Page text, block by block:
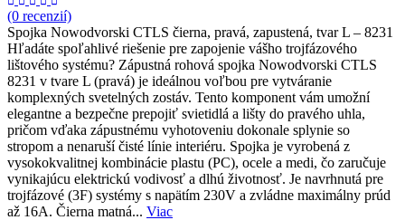
(0 recenzií)
Spojka Nowodvorski CTLS čierna, pravá, zapustená, tvar L – 8231
Hľadáte spoľahlivé riešenie pre zapojenie vášho trojfázového
lištového systému? Zápustná rohová spojka Nowodvorski CTLS
8231 v tvare L (pravá) je ideálnou voľbou pre vytváranie
komplexných svetelných zostáv. Tento komponent vám umožní
elegantne a bezpečne prepojiť svietidlá a lišty do pravého uhla,
pričom vďaka zápustnému vyhotoveniu dokonale splynie so
stropom a nenaruší čisté línie interiéru. Spojka je vyrobená z
vysokokvalitnej kombinácie plastu (PC), ocele a medi, čo zaručuje
vynikajúcu elektrickú vodivosť a dlhú životnosť. Je navrhnutá pre
trojfázové (3F) systémy s napätím 230V a zvládne maximálny prúd
až 16A. Čierna matná... Viac